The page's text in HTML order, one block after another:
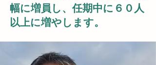
幅に増員し、任期中に６０人
以上に増やします。